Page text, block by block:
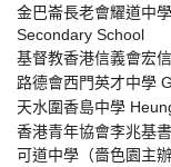
金巴崙長老會耀道中
Secondary School
基督教香港信義會宏
路德會西門英才中學
天水圍香島中學
香港青年協會李兆基
可道中學（嗇色園主